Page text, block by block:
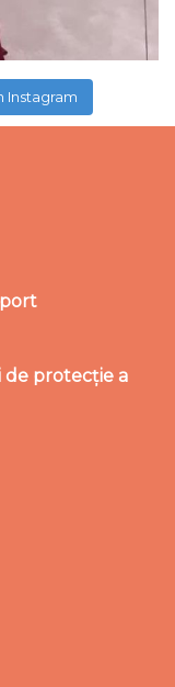
Instagram
de protecție a